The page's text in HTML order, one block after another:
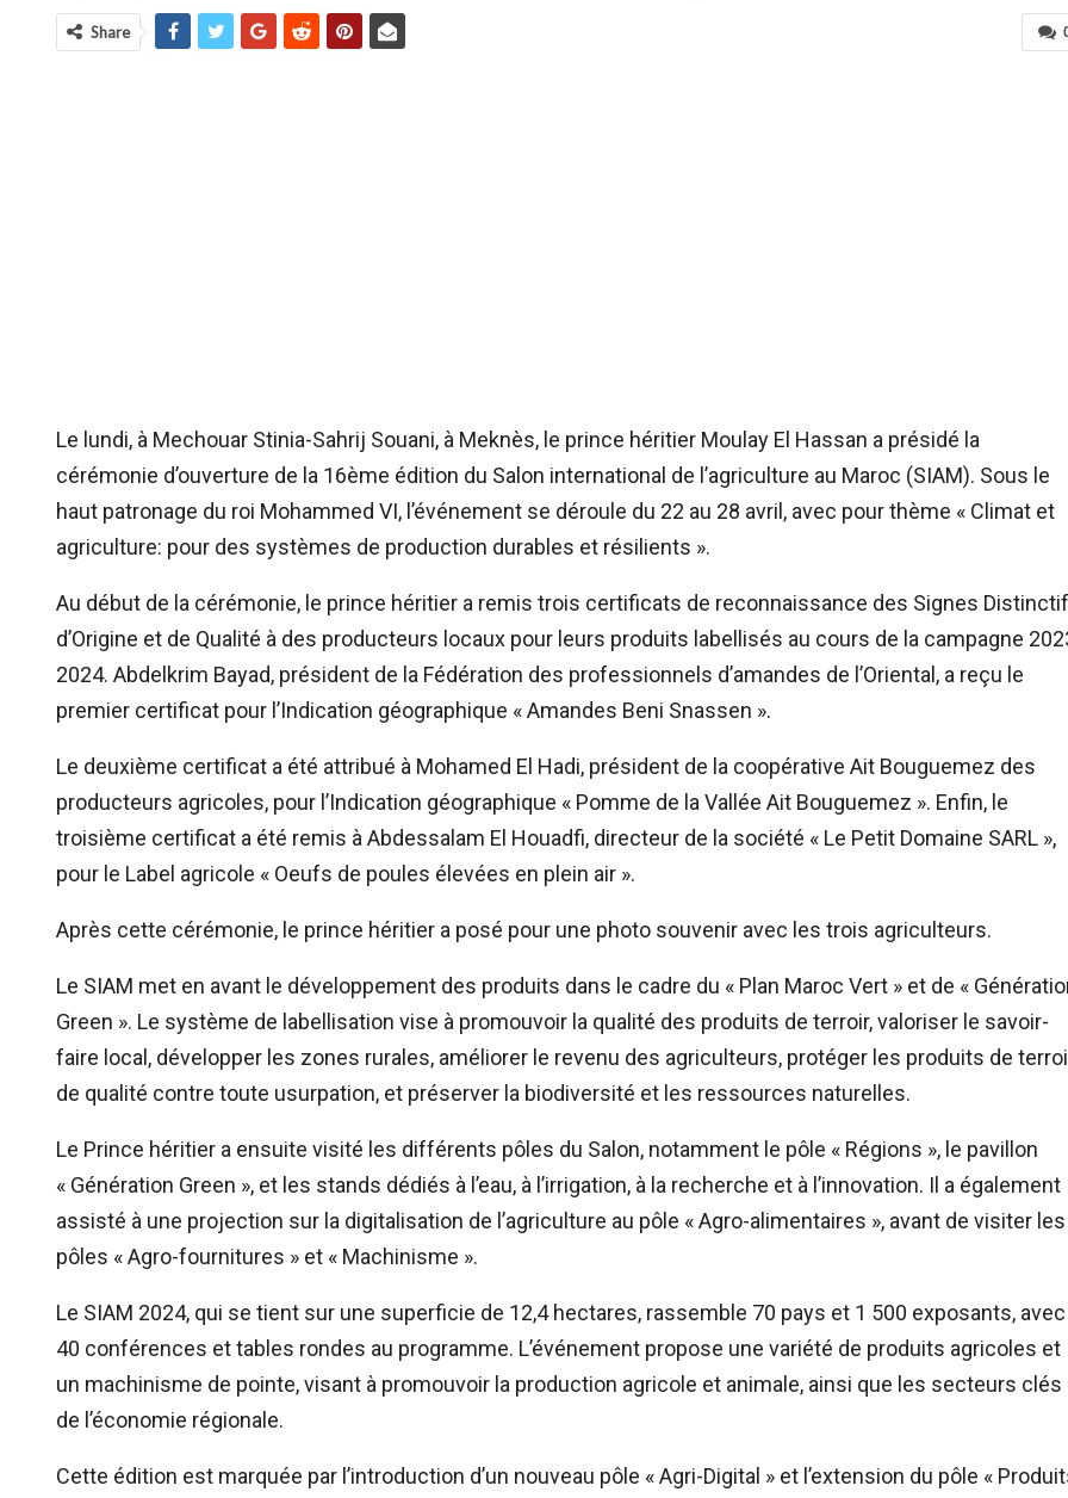
Share
Le lundi, à Mechouar Stinia-Sahrij Souani, à Meknès, le prince héritier Moulay El Hassan a présidé la
cérémonie d’ouverture de la 16ème édition du Salon international de l’agriculture au Maroc (SIAM). Sous le
haut patronage du roi Mohammed VI, l’événement se déroule du 22 au 28 avril, avec pour thème « Climat et
agriculture: pour des systèmes de production durables et résilients ».
Au début de la cérémonie, le prince héritier a remis trois certificats de reconnaissance des Signes
d’Origine et de Qualité à des producteurs locaux pour leurs produits labellisés au cours de la campagne
2024. Abdelkrim Bayad, président de la Fédération des professionnels d’amandes de l’Oriental, a reçu le
premier certificat pour l’Indication géographique « Amandes Beni Snassen ».
Le deuxième certificat a été attribué à Mohamed El Hadi, président de la coopérative Ait Bouguemez des
producteurs agricoles, pour l’Indication géographique « Pomme de la Vallée Ait Bouguemez ». Enfin, le
troisième certificat a été remis à Abdessalam El Houadfi, directeur de la société « Le Petit Domaine SARL »,
pour le Label agricole « Oeufs de poules élevées en plein air ».
Après cette cérémonie, le prince héritier a posé pour une photo souvenir avec les trois agriculteurs.
Le SIAM met en avant le développement des produits dans le cadre du « Plan Maroc Vert » et de «
Green ». Le système de labellisation vise à promouvoir la qualité des produits de terroir, valoriser le savoir-
faire local, développer les zones rurales, améliorer le revenu des agriculteurs, protéger les produits de
de qualité contre toute usurpation, et préserver la biodiversité et les ressources naturelles.
Le Prince héritier a ensuite visité les différents pôles du Salon, notamment le pôle « Régions », le pavillon
« Génération Green », et les stands dédiés à l’eau, à l’irrigation, à la recherche et à l’innovation. Il a également
assisté à une projection sur la digitalisation de l’agriculture au pôle « Agro-alimentaires », avant de visiter les
pôles « Agro-fournitures » et « Machinisme ».
Le SIAM 2024, qui se tient sur une superficie de 12,4 hectares, rassemble 70 pays et 1 500 exposants, avec
40 conférences et tables rondes au programme. L’événement propose une variété de produits agricoles et
un machinisme de pointe, visant à promouvoir la production agricole et animale, ainsi que les secteurs clés
de l’économie régionale.
Cette édition est marquée par l’introduction d’un nouveau pôle « Agri-Digital » et l’extension du pôle «